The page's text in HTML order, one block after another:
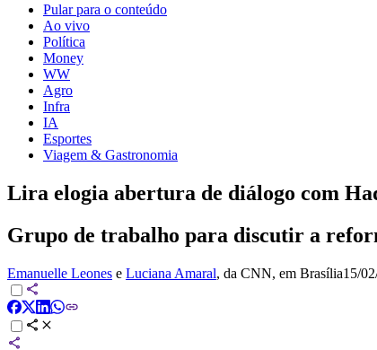
Pular para o conteúdo
Ao vivo
Política
Money
WW
Agro
Infra
IA
Esportes
Viagem & Gastronomia
Lira elogia abertura de diálogo com
Grupo de trabalho para discutir a
Emanuelle Leones e Luciana Amaral, da CNN, em Brasília15/